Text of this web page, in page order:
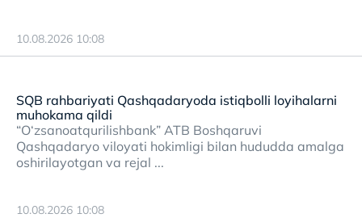
10.08.2026 10:08
SQB rahbariyati Qashqadaryoda istiqbolli loyihalarni
muhokama qildi
“O‘zsanoatqurilishbank” ATB Boshqaruvi
Qashqadaryo viloyati hokimligi bilan hududda amalga
oshirilayotgan va rejal ...
10.08.2026 10:08